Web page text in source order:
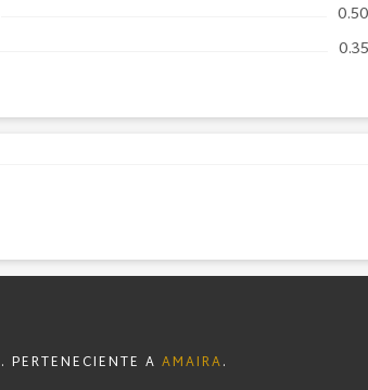
0.50
0.35
. PERTENECIENTE A AMAIRA.